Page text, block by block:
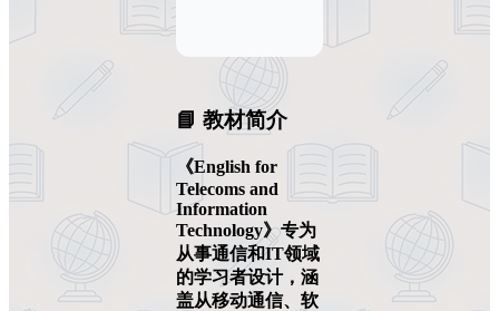
📘 教材简介
《English for
Telecoms and
Information
Technology》专为
从事通信和IT领域
的学习者设计，涵
盖从移动通信、软